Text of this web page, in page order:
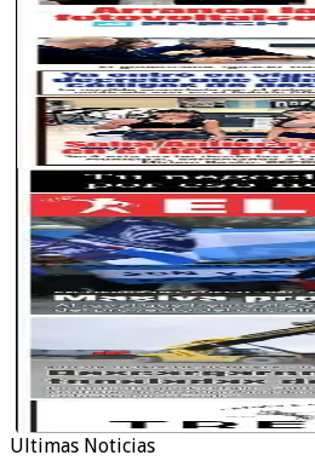
Ultimas Noticias